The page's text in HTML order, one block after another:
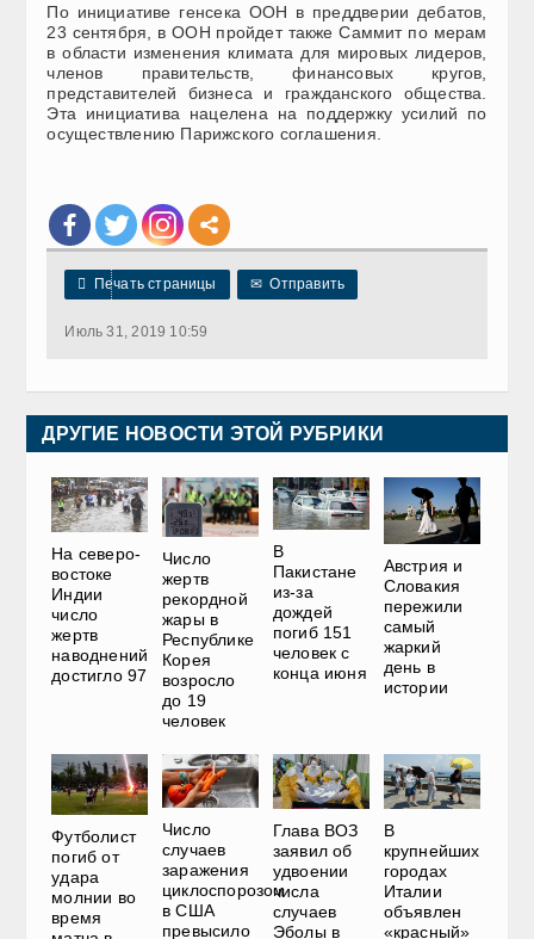
По инициативе генсека ООН в преддверии дебатов,
23 сентября, в ООН пройдет также Саммит по мерам
в области изменения климата для мировых лидеров,
членов правительств, финансовых кругов,
представителей бизнеса и гражданского общества.
Эта инициатива нацелена на поддержку усилий по
осуществлению Парижского соглашения.
 Печать страницы ✉ Отправить
Июль 31, 2019 10:59
ДРУГИЕ НОВОСТИ ЭТОЙ РУБРИКИ
На северо-
востоке
Индии
число
жертв
наводнений
достигло 97
Число
жертв
рекордной
жары в
Республике
Корея
возросло
до 19
человек
В
Пакистане
из-за
дождей
погиб 151
человек с
конца июня
Австрия и
Словакия
пережили
самый
жаркий
день в
истории
Футболист
погиб от
удара
молнии во
время
Число
случаев
заражения
циклоспорозом
в США
превысило
Глава ВОЗ
заявил об
удвоении
числа
случаев
Эболы в
В
крупнейших
городах
Италии
объявлен
«красный»